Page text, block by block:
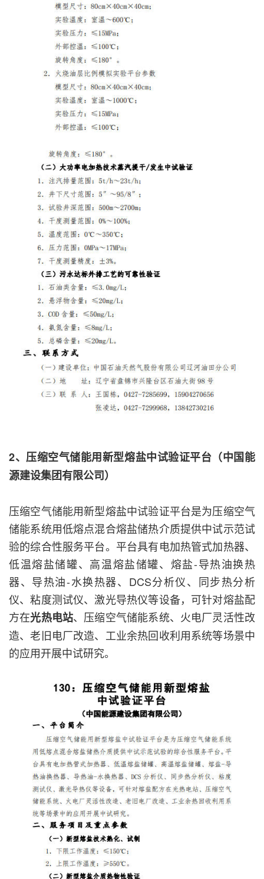
2、压缩空气储能用新型熔盐中试验证平台（中国能
源建设集团有限公司）
压缩空气储能用新型熔盐中试验证平台是为压缩空气
储能系统用低熔点混合熔盐储热介质提供中试示范试
验的综合性服务平台。平台具有电加热管式加热器、
低温熔盐储罐、高温熔盐储罐、熔盐-导热油换热
器、导热油-水换热器、DCS分析仪、同步热分析
仪、粘度测试仪、激光导热仪等设备，可针对熔盐配
方在光热电站、压缩空气储能系统、火电厂灵活性改
造、老旧电厂改造、工业余热回收利用系统等场景中
的应用开展中试研究。